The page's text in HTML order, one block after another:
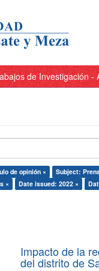
de Investigación -
de opinión × Subject:
×
Date issued: 2022 ×
Impacto de la
del distrito de